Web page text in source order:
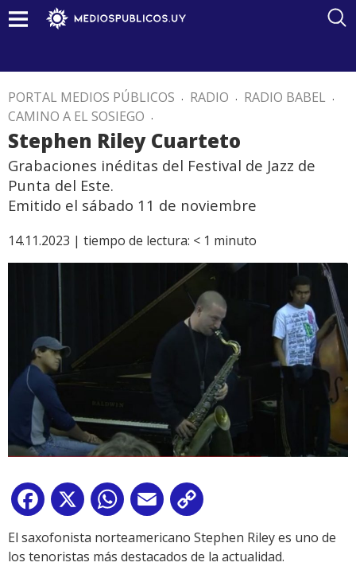
PORTAL MEDIOS PÚBLICOS . RADIO . RADIO BABEL .
CAMINO A EL SOSIEGO .
Stephen Riley Cuarteto
Grabaciones inéditas del Festival de Jazz de
Punta del Este.
Emitido el sábado 11 de noviembre
14.11.2023 | tiempo de lectura: < 1 minuto
Facebook
X WhatsApp
Email
Link
El saxofonista norteamericano Stephen Riley es uno de
los tenoristas más destacados de la actualidad.